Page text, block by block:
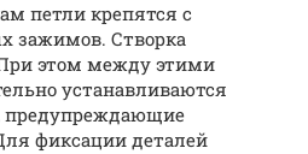
петли крепятся с
зажимов. Створка
этом между этими
устанавливаются
предупреждающие
фиксации деталей